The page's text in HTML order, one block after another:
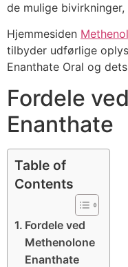
de mulige
Hjemmesiden
tilbyder udførlige
Enanthate Oral og
Fordele
Enanthate
Table of
Contents
Fordele ved
Methenolone
Enanthate